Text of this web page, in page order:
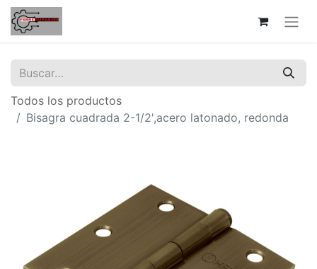
Todos los productos
Bisagra cuadrada 2-1/2',acero latonado, redonda